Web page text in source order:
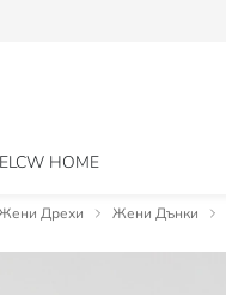
LCW HOME
Дрехи Жени Дънки